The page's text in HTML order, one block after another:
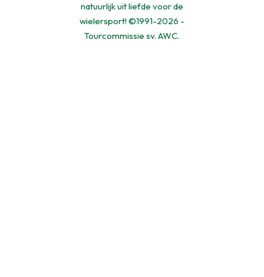
natuurlijk uit liefde voor de
wielersport! ©1991-2026 -
Tourcommissie sv. AWC.